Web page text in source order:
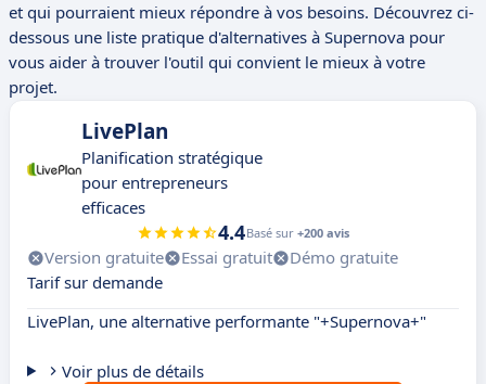
et qui pourraient mieux répondre à vos besoins. Découvrez ci-
dessous une liste pratique d'alternatives à Supernova pour
vous aider à trouver l'outil qui convient le mieux à votre
projet.
LivePlan
Planification stratégique
pour entrepreneurs
efficaces
4.4Basé sur +200 avis
Version gratuite Essai gratuit
Démo gratuite
Tarif sur demande
LivePlan, une alternative performante "+Supernova+"
Voir plus de détails